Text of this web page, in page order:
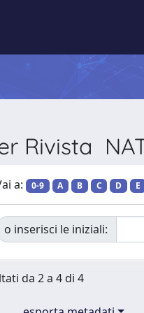
Rivista
a: 0-9 A B C D E
o inserisci le iniziali:
da 2 a 4 di 4